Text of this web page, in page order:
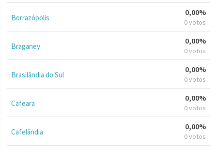
Borrazópolis
0,00%
0 votos
Braganey
0,00%
0 votos
Brasilândia do Sul
0,00%
0 votos
Cafeara
0,00%
0 votos
Cafelândia
0,00%
0 votos